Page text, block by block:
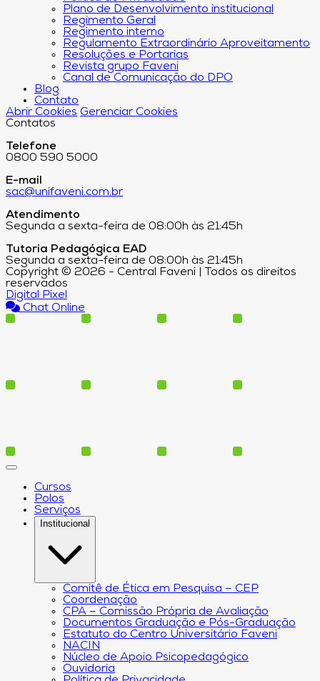
Plano de Desenvolvimento institucional
Regimento Geral
Regimento interno
Regulamento Extraordinário Aproveitamento
Resoluções e Portarias
Revista grupo Faveni
Canal de Comunicação do DPO
Blog
Contato
Abrir Cookies Gerenciar Cookies
Contatos
Telefone
0800 590 5000
E-mail
sac@unifaveni.com.br
Atendimento
Segunda a sexta-feira de 08:00h às 21:45h
Tutoria Pedagógica EAD
Segunda a sexta-feira de 08:00h às 21:45h
Copyright © 2026 - Central Faveni | Todos os direitos
reservados
Digital Pixel
Chat Online
Cursos
Polos
Serviços
Institucional
Comitê de Ética em Pesquisa – CEP
Coordenação
CPA – Comissão Própria de Avaliação
Documentos Graduação e Pós-Graduação
Estatuto do Centro Universitário Faveni
NACIN
Núcleo de Apoio Psicopedagógico
Ouvidoria